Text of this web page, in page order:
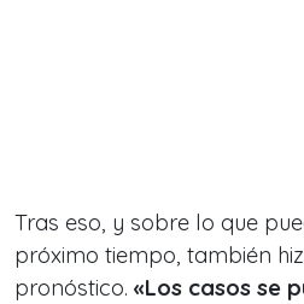
Tras eso, y sobre lo que
próximo tiempo, también
pronóstico. «Los casos se